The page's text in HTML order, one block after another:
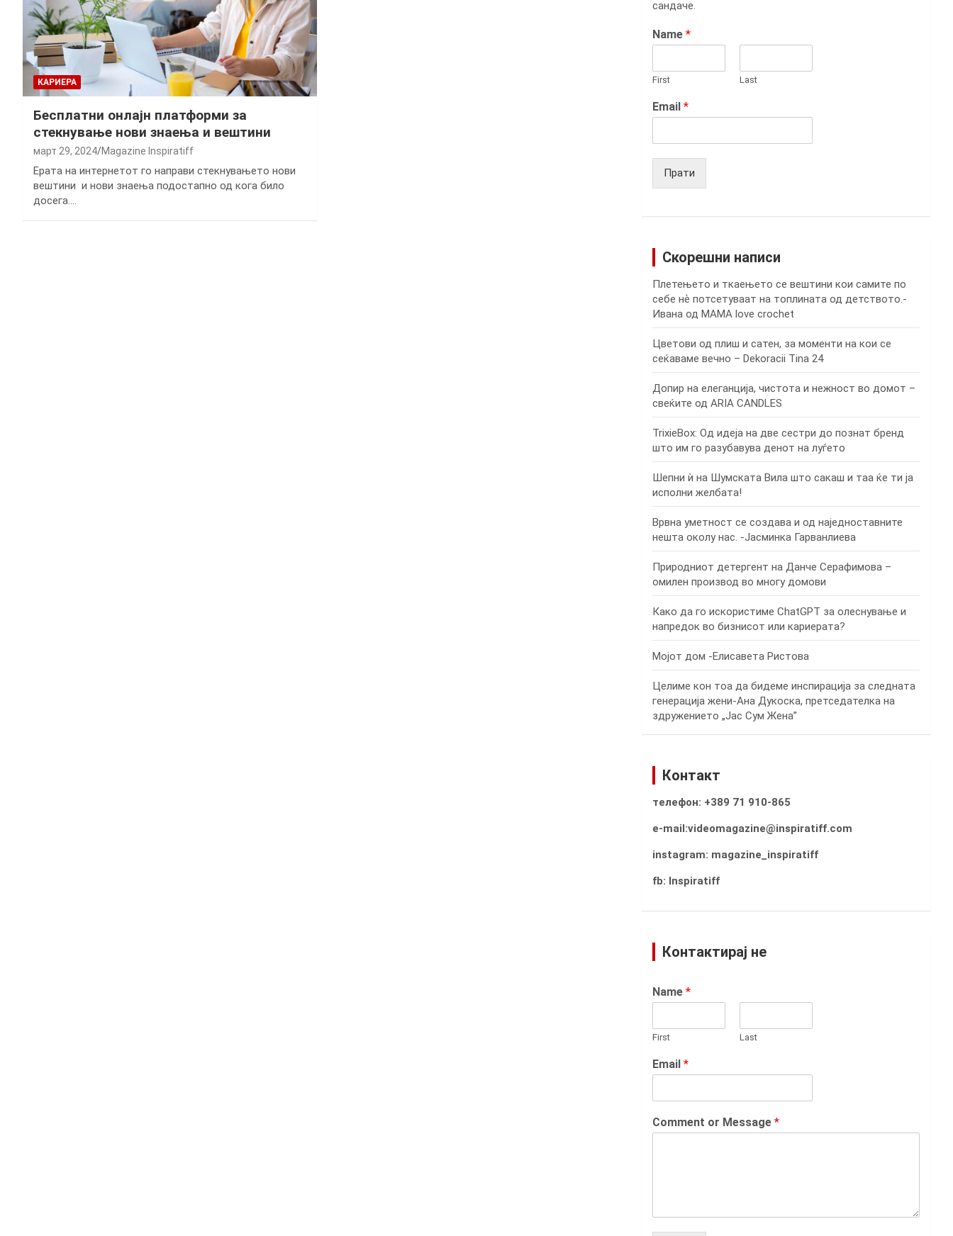
КАРИЕРА
Бесплатни онлајн платформи за
стекнување нови знаења и вештини
март 29, 2024 Magazine Inspiratiff
Eрата на интернетот го направи стекнувањето нови
вештини и нови знаења подостапно од кога било
досега.…
сандаче.
Name*
First Last
Email*
Прати
Скорешни написи
Плетењето и ткаењето се вештини кои самите по
себе нѐ потсетуваат на топлината од детството.-
Ивана од MAMA love crochet
Цветови од плиш и сатен, за моменти на кои се
сеќаваме вечно – Dekoracii Tina 24
Допир на елеганција, чистота и нежност во домот –
свеќите од ARIA CANDLES
TrixieBox: Од идеја на две сестри до познат бренд
што им го разубавува денот на луѓето
Шепни ѝ на Шумската Вила што сакаш и таа ќе ти ја
исполни желбата!
Врвна уметност се создава и од наједноставните
нешта околу нас. -Јасминка Гарванлиева
Природниот детергент на Данче Серафимова –
омилен производ во многу домови
Како да го искористиме ChatGPT за олеснување и
напредок во бизнисот или кариерата?
Мојот дом -Елисавета Ристова
Целиме кон тоа да бидеме инспирација за следната
генерација жени-Ана Дукоска, претседателка на
здружението „Јас Сум Жена”
Контакт
телефон: +389 71 910-865
e-mail:videomagazine@inspiratiff.com
instagram: magazine_inspiratiff
fb: Inspiratiff
Контактирај не
Name*
First Last
Email*
Comment or Message*